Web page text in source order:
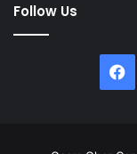
Follow Us